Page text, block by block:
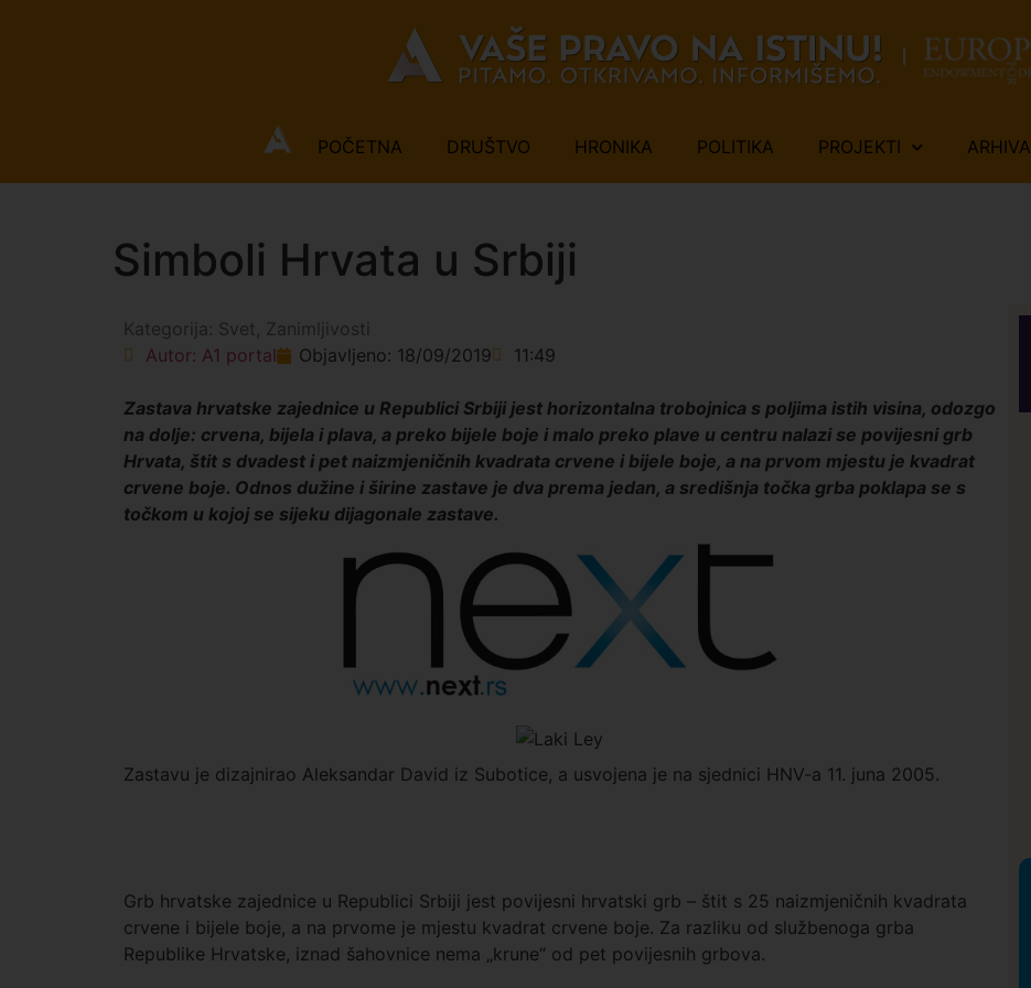
POČETNA DRUŠTVO HRONIKA POLITIKA PROJEKTI ARHIVA
Simboli Hrvata u Srbiji
Kategorija: Svet, Zanimljivosti
Autor: A1 portal Objavljeno: 18/09/2019 11:49
Zastava hrvatske zajednice u Republici Srbiji jest horizontalna trobojnica s poljima istih visina, odozgo
na dolje: crvena, bijela i plava, a preko bijele boje i malo preko plave u centru nalazi se povijesni grb
Hrvata, štit s dvadest i pet naizmjeničnih kvadrata crvene i bijele boje, a na prvom mjestu je kvadrat
crvene boje. Odnos dužine i širine zastave je dva prema jedan, a središnja točka grba poklapa se s
točkom u kojoj se sijeku dijagonale zastave.
Zastavu je dizajnirao Aleksandar David iz Subotice, a usvojena je na sjednici HNV-a 11. juna 2005.
Grb hrvatske zajednice u Republici Srbiji jest povijesni hrvatski grb – štit s 25 naizmjeničnih kvadrata
crvene i bijele boje, a na prvome je mjestu kvadrat crvene boje. Za razliku od službenoga grba
Republike Hrvatske, iznad šahovnice nema „krune“ od pet povijesnih grbova.